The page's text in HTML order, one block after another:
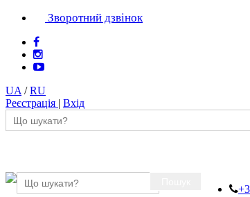
Зворотний дзвінок
UA /RU
Реєстрація | Вхід